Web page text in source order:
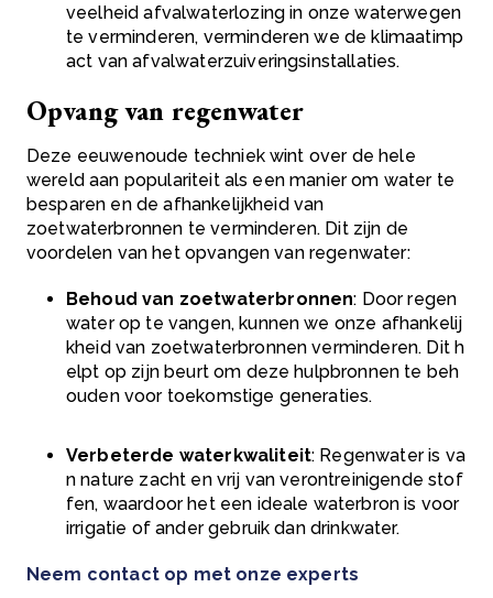
veelheid afvalwaterlozing in onze waterwegen
te verminderen, verminderen we de klimaatimp
act van afvalwaterzuiveringsinstallaties.
Opvang van regenwater
Deze eeuwenoude techniek wint over de hele
wereld aan populariteit als een manier om water te
besparen en de afhankelijkheid van
zoetwaterbronnen te verminderen. Dit zijn de
voordelen van het opvangen van regenwater:
Behoud van zoetwaterbronnen: Door regen
water op te vangen, kunnen we onze afhankelij
kheid van zoetwaterbronnen verminderen. Dit h
elpt op zijn beurt om deze hulpbronnen te beh
ouden voor toekomstige generaties.
Verbeterde waterkwaliteit: Regenwater is va
n nature zacht en vrij van verontreinigende stof
fen, waardoor het een ideale waterbron is voor
irrigatie of ander gebruik dan drinkwater.
Neem contact op met onze experts